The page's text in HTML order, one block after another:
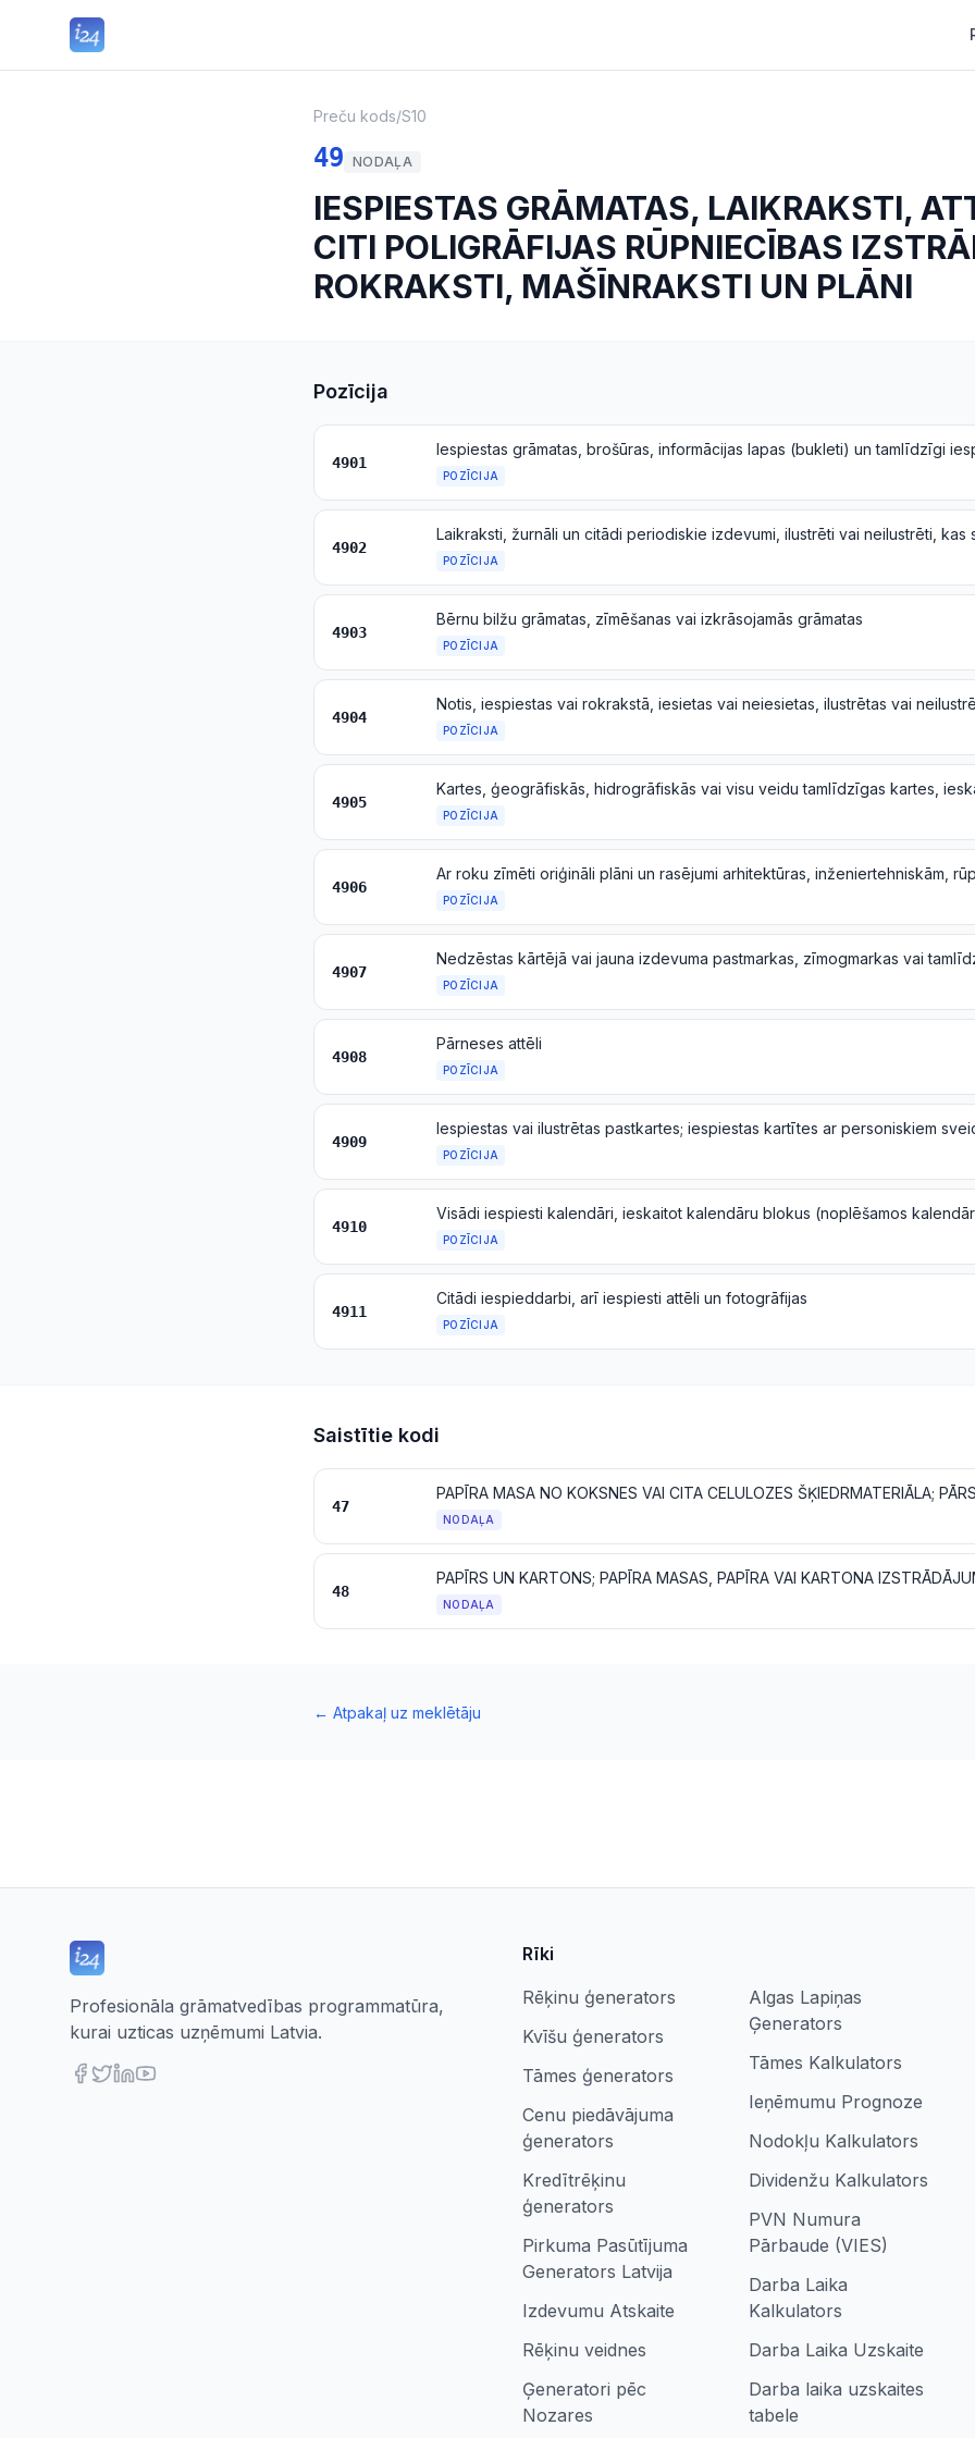
Preču kods/S10
49 NODAĻA
IESPIESTAS GRĀMATAS, LAIKRAKSTI,
CITI POLIGRĀFIJAS RŪPNIECĪBAS
ROKRAKSTI, MAŠĪNRAKSTI UN PLĀNI
Pozīcija
4901
POZĪCIJA
4902
POZĪCIJA
4903
Bērnu bilžu grāmatas, zīmēšanas vai izkrāsojamās grāmatas
POZĪCIJA
4904
Notis, iespiestas vai rokrakstā, iesietas vai neiesietas, ilustrētas vai
POZĪCIJA
4905
POZĪCIJA
4906
POZĪCIJA
4907
POZĪCIJA
4908
Pārneses attēli
POZĪCIJA
4909
POZĪCIJA
4910
Visādi iespiesti kalendāri, ieskaitot kalendāru blokus (noplēšamos
POZĪCIJA
4911
Citādi iespieddarbi, arī iespiesti attēli un fotogrāfijas
POZĪCIJA
Saistītie kodi
47
NODAĻA
48
PAPĪRS UN KARTONS; PAPĪRA MASAS, PAPĪRA VAI KARTONA
NODAĻA
← Atpakaļ uz meklētāju
Profesionāla grāmatvedības programmatūra,
kurai uzticas uzņēmumi Latvia.
Rīki
Rēķinu ģenerators
Kvīšu ģenerators
Tāmes ģenerators
Cenu piedāvājuma
ģenerators
Kredītrēķinu
ģenerators
Pirkuma Pasūtījuma
Generators Latvija
Izdevumu Atskaite
Rēķinu veidnes
Ģeneratori pēc
Nozares
Algas Lapiņas
Ģenerators
Tāmes Kalkulators
Ieņēmumu Prognoze
Nodokļu Kalkulators
Dividenžu Kalkulators
PVN Numura
Pārbaude (VIES)
Darba Laika
Kalkulators
Darba Laika Uzskaite
Darba laika uzskaites
tabele